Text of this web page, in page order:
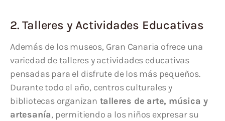
2. Talleres y Actividades Educativas
Además de los museos, Gran Canaria ofrece una
variedad de talleres y actividades educativas
pensadas para el disfrute de los más pequeños.
Durante todo el año, centros culturales y
bibliotecas organizan talleres de arte, música y
artesanía, permitiendo a los niños expresar su